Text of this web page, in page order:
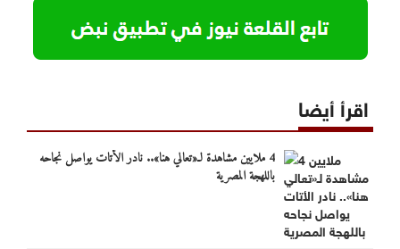
اقرأ أيضا
4 ملايين مشاهدة لـ«تعالي هنا».. نادر الأتات يواصل نجاحه
باللهجة المصرية